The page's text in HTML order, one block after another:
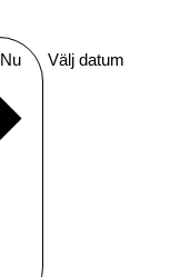
Nu Välj datum